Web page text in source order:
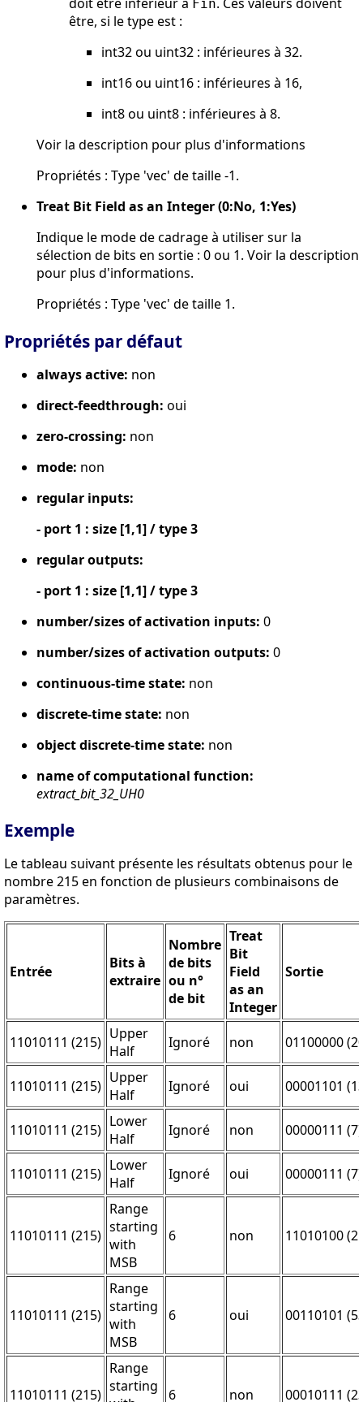
Fin
être, si le type est :
int32 ou uint32 : inférieures à 32.
int16 ou uint16 : inférieures à 16,
int8 ou uint8 : inférieures à 8.
Voir la description pour plus d'informations
Propriétés : Type 'vec' de taille -1.
Treat Bit Field as an Integer (0:No, 1:Yes)
Indique le mode de cadrage à utiliser sur la
sélection de bits en sortie : 0 ou 1. Voir la description
pour plus d'informations.
Propriétés : Type 'vec' de taille 1.
Propriétés par défaut
always active: non
direct-feedthrough: oui
zero-crossing: non
mode: non
regular inputs:
- port 1 : size [1,1] / type 3
regular outputs:
- port 1 : size [1,1] / type 3
number/sizes of activation inputs: 0
number/sizes of activation outputs: 0
continuous-time state: non
discrete-time state: non
object discrete-time state: non
name of computational function:
extract_bit_32_UH0
Exemple
Le tableau suivant présente les résultats obtenus pour le
nombre 215 en fonction de plusieurs combinaisons de
paramètres.
Entrée
Bits à
extraire
Nombre
de bits
ou n°
de bit
Treat
Bit
Field
as an
Integer
Sortie
11010111 (215) Upper
Half
Ignoré non 01100000
11010111 (215) Upper
Half
Ignoré oui 00001101
11010111 (215) Lower
Half
Ignoré non 00000111 (7)
11010111 (215) Lower
Half
Ignoré oui 00000111 (7)
11010111 (215)
Range
starting
with
MSB
6 non 11010100
11010111 (215)
Range
starting
with
MSB
6 oui 00110101
11010111 (215)
Range
starting
6 non 00010111